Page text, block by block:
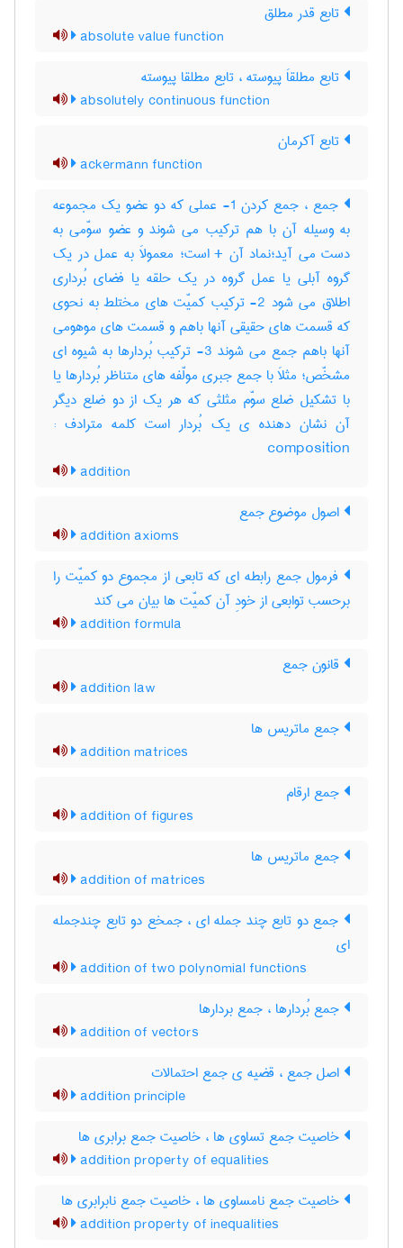
تابع قدر مطلق
absolute value function
تابع مطلقاَ پیوسته ، تابع مطلقا پیوسته
absolutely continuous function
تابع آکرمان
ackermann function
جمع ، جمع کردن 1- عملی که دو عضو یک مجموعه
به وسیله آن با هم ترکیب می شوند و عضو سوّمی به
دست می آید؛نماد آن + است؛ معمولاَ به عمل در یک
گروه آبلی یا عمل گروه در یک حلقه یا فضای بُرداری
اطلاق می شود 2- ترکیب کمیّت های مختلط به نحوی
که قسمت های حقیقی آنها باهم و قسمت های موهومی
آنها باهم جمع می شوند 3- ترکیب بُردارها به شیوه ای
مشخّص؛ مثلاَ با جمع جبری مولّفه های متناظر بُردارها یا
با تشکیل ضلع سوّم مثلثی که هر یک از دو ضلع دیگر
آن نشان دهنده ی یک بُردار است کلمه مترادف :
composition
addition
اصول موضوع جمع
addition axioms
فرمول جمع رابطه ای که تابعی از مجموع دو کمیّت را
برحسب توابعی از خودِ آن کمیّت ها بیان می کند
addition formula
قانون جمع
addition law
جمع ماتریس ها
addition matrices
جمع ارقام
addition of figures
جمع ماتریس ها
addition of matrices
جمع دو تابع چند جمله ای ، جمخع دو تابع چندجمله
ای
addition of two polynomial functions
جمع بُردارها ، جمع بردارها
addition of vectors
اصل جمع ، قضیه ی جمع احتمالات
addition principle
خاصیت جمع تساوی ها ، خاصیت جمع برابری ها
addition property of equalities
خاصیت جمع نامساوی ها ، خاصیت جمع نابرابری ها
addition property of inequalities